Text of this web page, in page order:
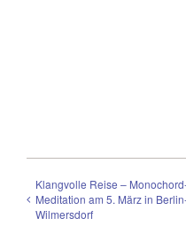
Klangvolle Reise –
Meditation am 5. März in
Wilmersdorf